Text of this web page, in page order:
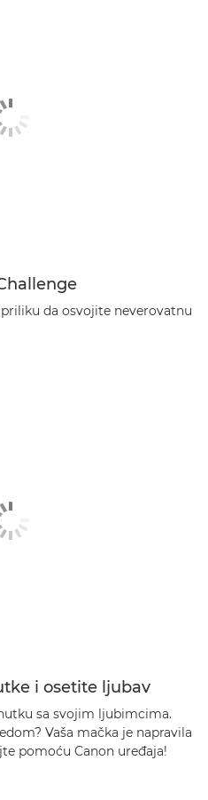
da osvojite neverovatnu
i osetite ljubav
sa svojim ljubimcima.
Vaša mačka je napravila
pomoću Canon uređaja!